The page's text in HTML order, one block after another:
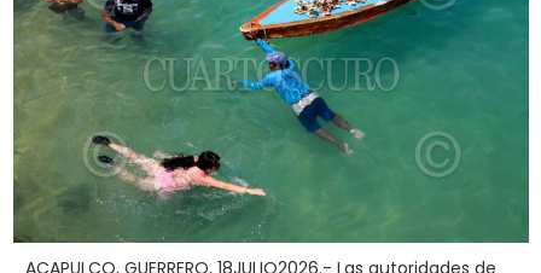
ACAPULCO, GUERRERO, 18JULIO2026.- Las autoridades de